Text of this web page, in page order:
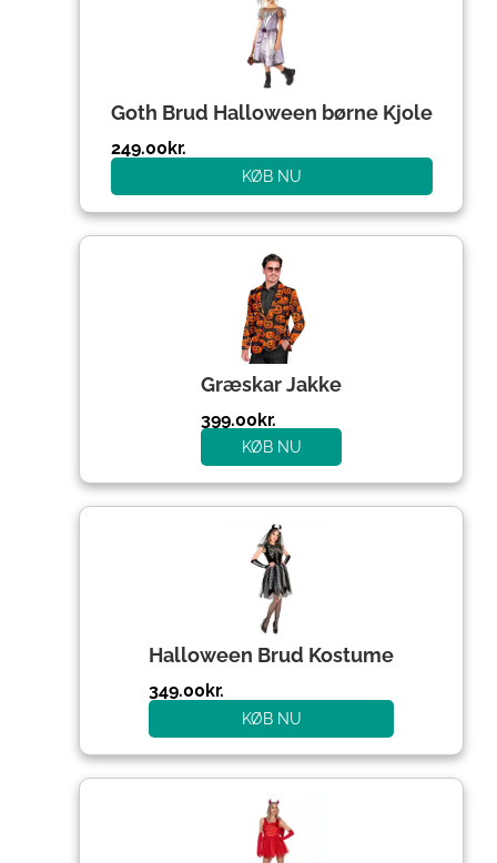
Goth Brud Halloween børne Kjole
249.00kr.
KØB NU
Græskar Jakke
399.00kr.
KØB NU
Halloween Brud Kostume
349.00kr.
KØB NU